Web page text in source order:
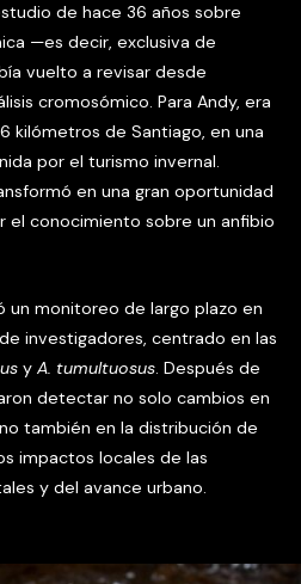
de hace 36 años sobre
—es decir, exclusiva de
vuelto a revisar desde
cromosómico. Para Andy, era
kilómetros de Santiago, en una
por el turismo invernal.
en una gran oportunidad
el conocimiento sobre un anfibio
un monitoreo de largo plazo en
investigadores, centrado en las
y A. tumultuosus. Después de
detectar no solo cambios en
también en la distribución de
impactos locales de las
y del avance urbano.